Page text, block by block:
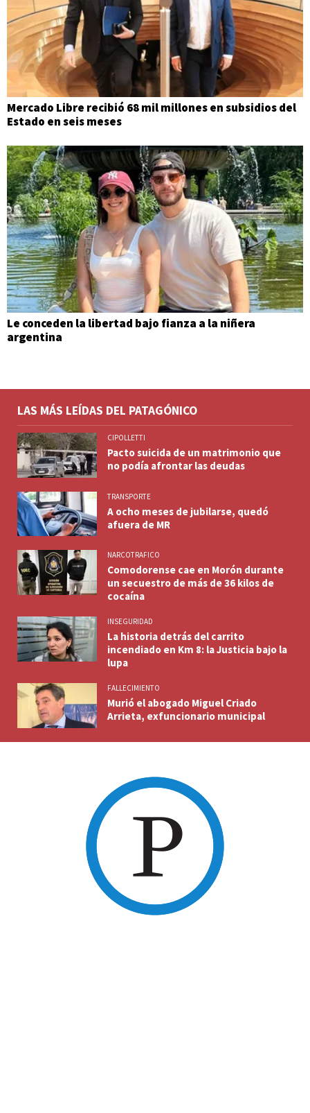
Mercado Libre recibió 68 mil millones en subsidios del
Estado en seis meses
Le conceden la libertad bajo fianza a la niñera
argentina
LAS MÁS LEÍDAS DEL PATAGÓNICO
CIPOLLETTI
Pacto suicida de un matrimonio que
no podía afrontar las deudas
TRANSPORTE
A ocho meses de jubilarse, quedó
afuera de MR
NARCOTRAFICO
Comodorense cae en Morón durante
un secuestro de más de 36 kilos de
cocaína
INSEGURIDAD
La historia detrás del carrito
incendiado en Km 8: la Justicia bajo la
lupa
FALLECIMIENTO
Murió el abogado Miguel Criado
Arrieta, exfuncionario municipal